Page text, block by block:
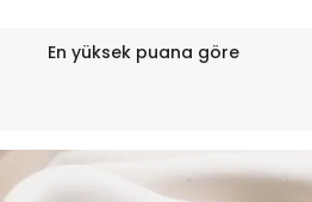
En yüksek puana göre